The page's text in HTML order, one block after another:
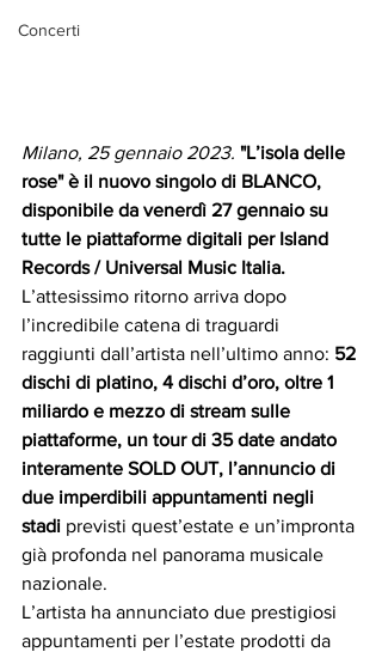
Concerti
Milano, 25 gennaio 2023. "L’isola delle
rose" è il nuovo singolo di BLANCO,
disponibile da venerdì 27 gennaio su
tutte le piattaforme digitali per Island
Records / Universal Music Italia.
L’attesissimo ritorno arriva dopo
l’incredibile catena di traguardi
raggiunti dall’artista nell’ultimo anno: 52
dischi di platino, 4 dischi d’oro, oltre 1
miliardo e mezzo di stream sulle
piattaforme, un tour di 35 date andato
interamente SOLD OUT, l’annuncio di
due imperdibili appuntamenti negli
stadi previsti quest’estate e un’impronta
già profonda nel panorama musicale
nazionale.
L’artista ha annunciato due prestigiosi
appuntamenti per l’estate prodotti da